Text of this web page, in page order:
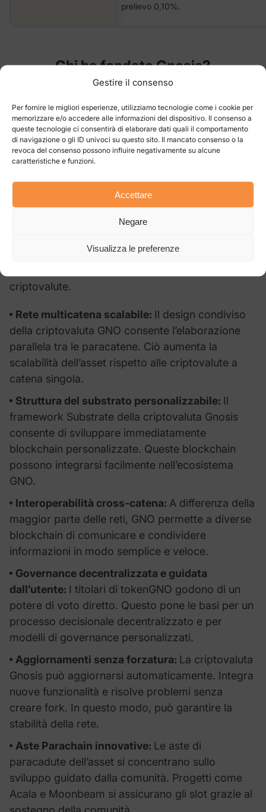
Gestire il consenso
Per fornire le migliori esperienze, utilizziamo tecnologie come i cookie per
memorizzare e/o accedere alle informazioni del dispositivo. Il consenso a
queste tecnologie ci consentirà di elaborare dati quali il comportamento
di navigazione o gli ID univoci su questo sito. Il mancato consenso o la
revoca del consenso possono influire negativamente su alcune
caratteristiche e funzioni.
Accettare
Negare
Visualizza le preferenze
prelievo 0,10%.
Chi ha fondatoGnosis?
Foundation con l’impegno di tre figure principali.
Complessivamente, queste tre figure di spicco
hanno dato vita alla criptovaluta GNO, rendendola
Cosa rende unico ilGnosis?
caratteristiche uniche che distinguono questo
criptovalute.
Rete multicatena scalabile: Il design condiviso
della criptovaluta GNO consente l’elaborazione
parallela tra le paracatene. Ciò aumenta la
scalabilità dell’asset rispetto alle criptovalute a
catena singola.
Struttura del substrato personalizzabile: Il
framework Substrate della criptovaluta Gnosis
consente di sviluppare immediatamente
blockchain personalizzate. Queste blockchain
possono integrarsi facilmente nell’ecosistema
GNO.
Interoperabilità cross-catena: A differenza della
maggior parte delle reti, GNO permette a diverse
blockchain di comunicare e condividere
informazioni in modo semplice e veloce.
Governance decentralizzata e guidata
dall’utente: I titolari di tokenGNO godono di un
potere di voto diretto. Questo pone le basi per un
processo decisionale decentralizzato e per
modelli di governance personalizzati.
Aggiornamenti senza forzatura: La criptovaluta
Gnosis può aggiornarsi automaticamente. Integra
nuove funzionalità e risolve problemi senza
creare fork. In questo modo, può garantire la
stabilità della rete.
Aste Parachain innovative: Le aste di
paracadute dell’asset si concentrano sullo
sviluppo guidato dalla comunità. Progetti come
Acala e Moonbeam si assicurano gli slot grazie al